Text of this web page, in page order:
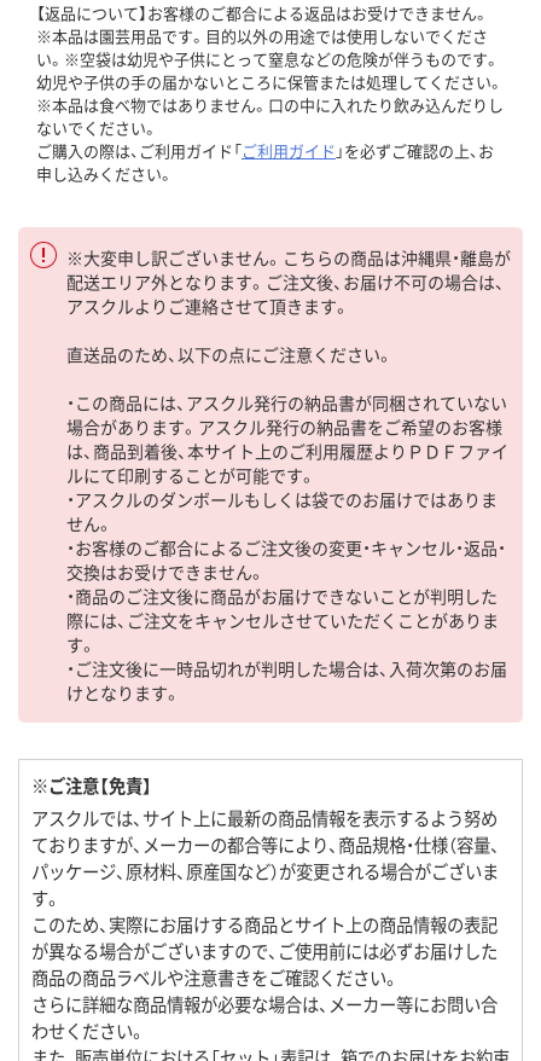
【返品について】お客様のご都合による返品はお受けできません。
※本品は園芸用品です。目的以外の用途では使用しないでくださ
い。※空袋は幼児や子供にとって窒息などの危険が伴うものです。
幼児や子供の手の届かないところに保管または処理してください。
※本品は食べ物ではありません。口の中に入れたり飲み込んだりし
ないでください。
ご購入の際は、ご利用ガイド「ご利用ガイド 」を必ずご確認の上、お
申し込みください。
※大変申し訳ございません。こちらの商品は沖縄県・離島が
配送エリア外となります。ご注文後、お届け不可の場合は、
アスクルよりご連絡させて頂きます。
直送品のため、以下の点にご注意ください。
・この商品には、アスクル発行の納品書が同梱されていない
場合があります。アスクル発行の納品書をご希望のお客様
は、商品到着後、本サイト上のご利用履歴よりＰＤＦファイ
ルにて印刷することが可能です。
・アスクルのダンボールもしくは袋でのお届けではありま
せん。
・お客様のご都合によるご注文後の変更・キャンセル・返品・
交換はお受けできません。
・商品のご注文後に商品がお届けできないことが判明した
際には、ご注文をキャンセルさせていただくことがありま
す。
・ご注文後に一時品切れが判明した場合は、入荷次第のお届
けとなります。
※ご注意【免責】
アスクルでは、サイト上に最新の商品情報を表示するよう努め
ておりますが、メーカーの都合等により、商品規格・仕様（容量、
パッケージ、原材料、原産国など）が変更される場合がございま
す。
このため、実際にお届けする商品とサイト上の商品情報の表記
が異なる場合がございますので、ご使用前には必ずお届けした
商品の商品ラベルや注意書きをご確認ください。
さらに詳細な商品情報が必要な場合は、メーカー等にお問い合
わせください。